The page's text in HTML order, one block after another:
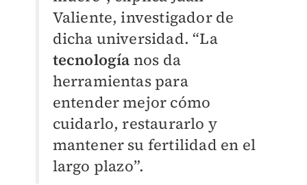
Valiente, investigador de
dicha universidad. “La
tecnología nos da
herramientas para
entender mejor cómo
cuidarlo, restaurarlo y
mantener su fertilidad en el
largo plazo”.